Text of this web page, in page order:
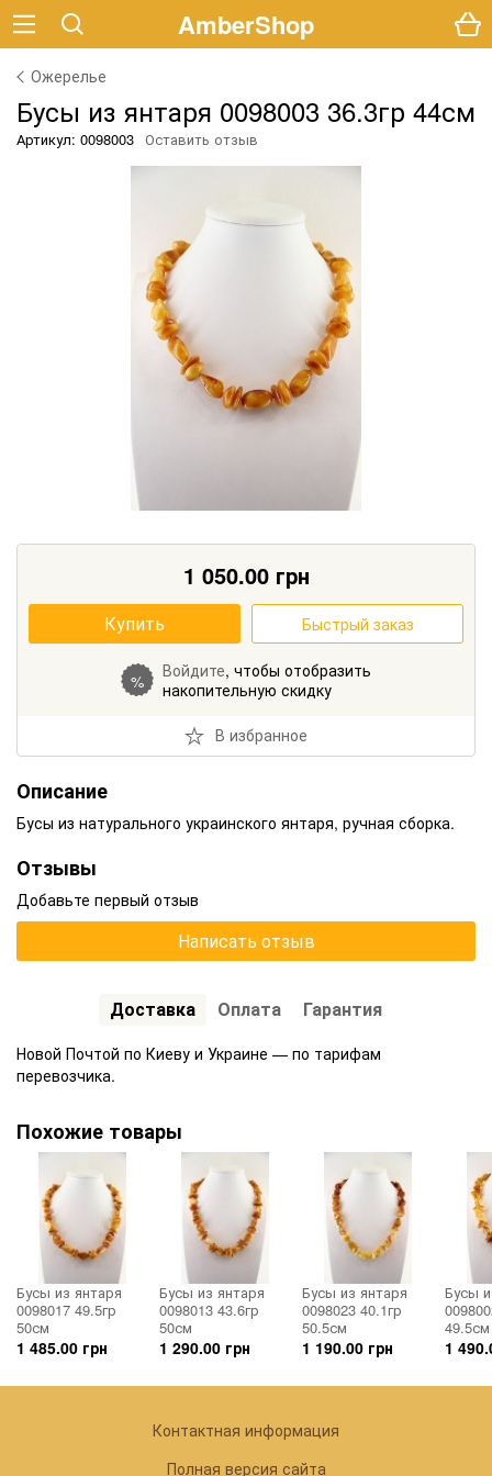
Ожерелье
Бусы из янтаря 0098003 36.3гр 44см
Артикул: 0098003 Оставить отзыв
1 050.00грн
Купить Быстрый заказ
% Войдите, чтобы отобразить
накопительную скидку
В избранное
Описание
Бусы из натурального украинского янтаря, ручная сборка.
Отзывы
Добавьте первый отзыв
Написать отзыв
Доставка Оплата Гарантия
Новой Почтой по Киеву и Украине — по тарифам
перевозчика.
Похожие товары
Бусы из янтаря
0098017 49.5гр
50см
1 485.00 грн
Бусы из янтаря
0098013 43.6гр
50см
1 290.00 грн
Бусы из янтаря
0098023 40.1гр
50.5см
1 190.00 грн
Бусы
49.5см
1
Контактная информация
Полная версия сайта
AmberShop